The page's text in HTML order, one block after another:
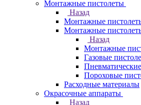
Монтажные пистолеты
Назад
Монтажные
Монтажные
Назад
Монтажные
Газовые
Пороховые
Расходные материалы
Окрасочные аппараты
Назад